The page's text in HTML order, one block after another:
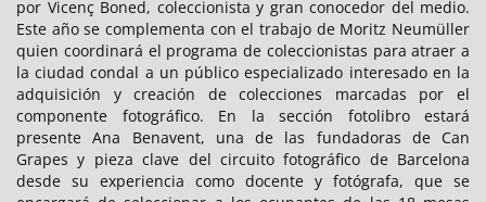
por Vicenç Boned, coleccionista y gran conocedor del medio.
Este año se complementa con el trabajo de Moritz Neumüller
quien coordinará el programa de coleccionistas para atraer a
la ciudad condal a un público especializado interesado en la
adquisición y creación de colecciones marcadas por el
componente fotográfico. En la sección fotolibro estará
presente Ana Benavent, una de las fundadoras de Can
Grapes y pieza clave del circuito fotográfico de Barcelona
desde su experiencia como docente y fotógrafa, que se